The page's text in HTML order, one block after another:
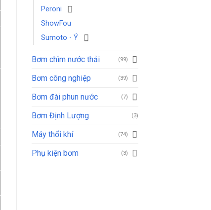
Peroni
ShowFou
Sumoto - Ý
Bơm chìm nước thải (99)
Bơm công nghiệp (39)
Bơm đài phun nước (7)
Bơm Định Lượng (3)
Máy thổi khí (74)
Phụ kiện bơm (3)